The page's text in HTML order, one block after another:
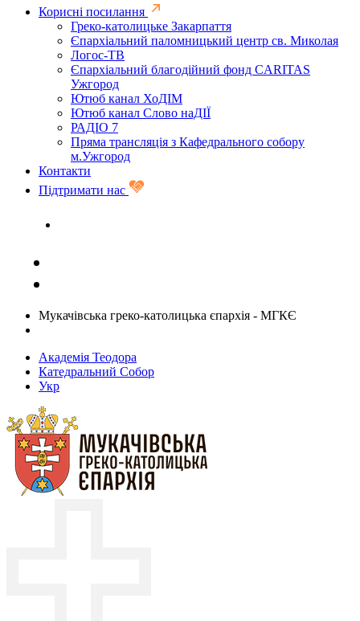
Корисні посилання
Греко-католицьке Закарпаття
Єпархіальний паломницький центр св. Миколая
Логос-ТВ
Єпархіальний благодійний фонд CARITAS
Ужгород
Ютюб канал ХоДІМ
Ютюб канал Слово наДІЇ
РАДІО 7
Пряма трансляція з Кафедрального собору
м.Ужгород
Контакти
Підтримати нас
Мукачівська греко-католицька єпархія - МГКЄ
Академія Теодора
Катедральний Собор
Укр